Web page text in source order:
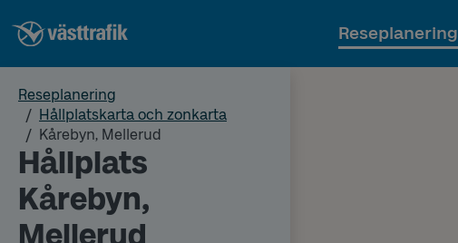
Reseplanering
Reseplanering
Hållplatskarta och zonkarta
Kårebyn, Mellerud
Hållplats
Kårebyn,
Mellerud